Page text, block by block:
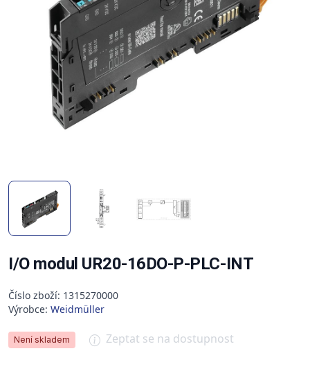
I/O modul UR20-16DO-P-PLC-INT
Číslo zboží: 1315270000
Výrobce: Weidmüller
Není skladem Zeptat se na dostupnost